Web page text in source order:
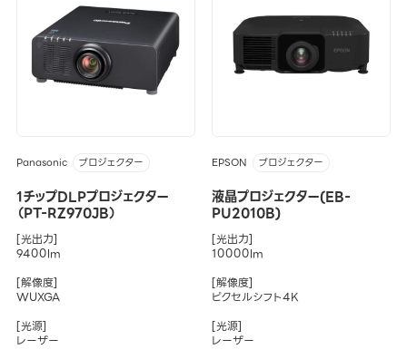
Panasonic プロジェクター
1チップDLPプロジェクター
（PT-RZ970JB）
[光出力]
9400lm
[解像度]
WUXGA
[光源]
レーザー
EPSON プロジェクター
液晶プロジェクター(EB-
PU2010B)
[光出力]
10000lm
[解像度]
ピクセルシフト4K
[光源]
レーザー